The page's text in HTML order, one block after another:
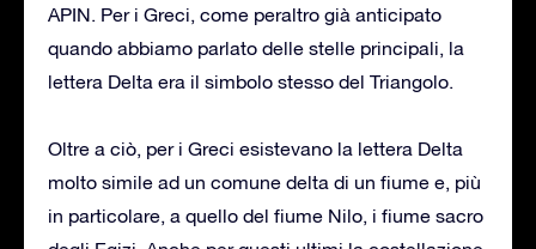
APIN. Per i Greci, come peraltro già anticipato
quando abbiamo parlato delle stelle principali, la
lettera Delta era il simbolo stesso del Triangolo.
Oltre a ciò, per i Greci esistevano la lettera Delta
molto simile ad un comune delta di un fiume e, più
in particolare, a quello del fiume Nilo, i fiume sacro